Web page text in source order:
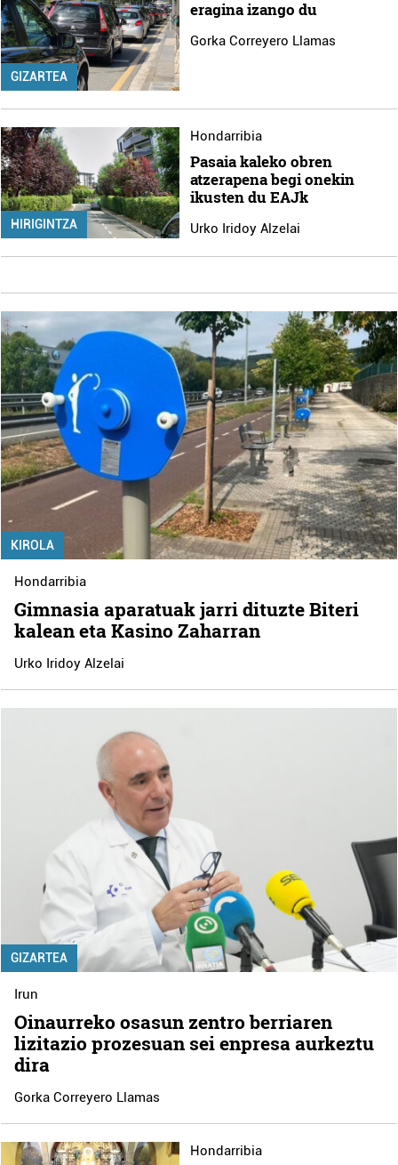
GIZARTEA
eragina izango du
Gorka Correyero Llamas
HIRIGINTZA
Hondarribia
Pasaia kaleko obren
atzerapena begi onekin
ikusten du EAJk
Urko Iridoy Alzelai
KIROLA
Hondarribia
Gimnasia aparatuak jarri dituzte Biteri
kalean eta Kasino Zaharran
Urko Iridoy Alzelai
GIZARTEA
Irun
Oinaurreko osasun zentro berriaren
lizitazio prozesuan sei enpresa aurkeztu
dira
Gorka Correyero Llamas
Hondarribia